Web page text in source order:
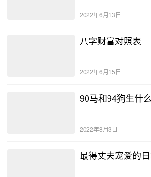
2022年6月13日
八字财富对照表
2022年6月15日
90马和94狗生什
2022年8月3日
最得丈夫宠爱的